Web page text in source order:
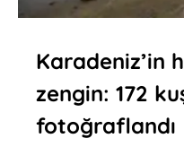
Karadeniz’in
zengin: 172
fotoğraflandı